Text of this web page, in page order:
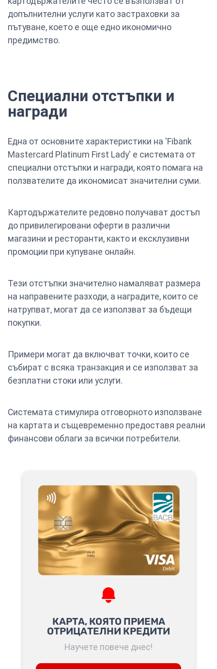
допълнителни услуги като застраховки за
пътуване, което е още едно икономично
предимство.
Специални отстъпки и
награди
Една от основните характеристики на 'Fibank
Mastercard Platinum First Lady' е системата от
специални отстъпки и награди, която помага на
ползвателите да икономисат значителни суми.
Картодържателите редовно получават достъп
до привилегировани оферти в различни
магазини и ресторанти, както и ексклузивни
промоции при купуване онлайн.
Тези отстъпки значително намаляват размера
на направените разходи, а наградите, които се
натрупват, могат да се използват за бъдещи
покупки.
Примери могат да включват точки, които се
събират с всяка транзакция и се използват за
безплатни стоки или услуги.
Системата стимулира отговорното използване
на картата и същевременно предоставя реални
финансови облаги за всички потребители.
КАРТА, КОЯТО ПРИЕМА
ОТРИЦАТЕЛНИ КРЕДИТИ
Научете повече днес!